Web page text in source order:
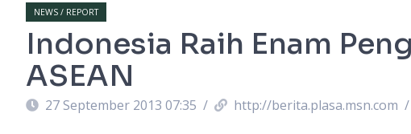
NEWS / REPORT
Indonesia Raih Enam
ASEAN
27 September 2013 07:35 / http://berita.plasa.msn.com /